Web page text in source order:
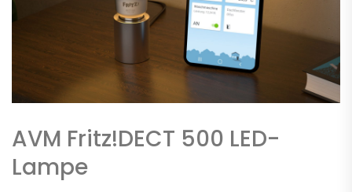
AVM Fritz!DECT 500 LED-
Lampe